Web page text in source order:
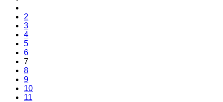
2
3
4
5
6
7
8
9
10
11